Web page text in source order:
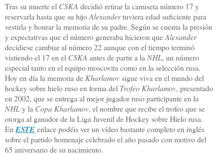
Tras su muerte el CSKA decidió retirar la camiseta número 17 y
reservarla hasta que su hijoAlexandertuviera edad suficiente para
vestirla y honrar la memoria de su padre. Según se cuenta la presión
y expectativas que el número generaba hicieron queAlexander
decidiese cambiar al número 22 aunque con el tiempo terminó
vistiendo el 17 en el CSKA antes de partir a la NHL, un número
especial tanto en el equipo moscovita como en la selección rusa.
Hoy en día la memoria de Kharlamovsigue viva en el mundo del
hockey sobre hielo ruso en forma del Trofeo Kharlamov, presentado
en 2002, que se entrega al mejor jugador ruso participante en la
NHLy la Copa Kharlamov, el nombre que recibe el trofeo que se
otorga al ganador de la Liga Juvenil de Hockey sobre Hielo rusa.
En ESTEenlace podéis ver un vídeo bastante completo en inglés
sobre el partido homenaje celebrado el año pasado con motivo del
65 aniversario de su nacimiento.